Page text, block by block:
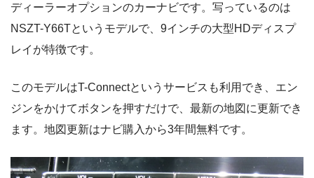
ディーラーオプションのカーナビです。写っているのは
NSZT-Y66Tというモデルで、9インチの大型HDディスプ
レイが特徴です。
このモデルはT-Connectというサービスも利用でき、エン
ジンをかけてボタンを押すだけで、最新の地図に更新でき
ます。地図更新はナビ購入から3年間無料です。